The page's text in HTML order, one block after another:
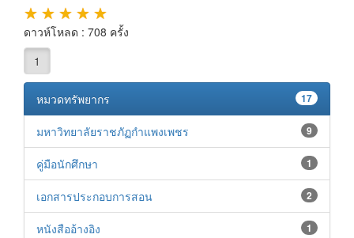
★ ★ ★ ★ ★
ดาวห์โหลด : 708 ครั้ง
1
17
หมวดทรัพยากร
9
มหาวิทยาลัยราชภัฏกำแพงเพชร
1
คู่มือนักศึกษา
2
เอกสารประกอบการสอน
1
หนังสืออ้างอิง